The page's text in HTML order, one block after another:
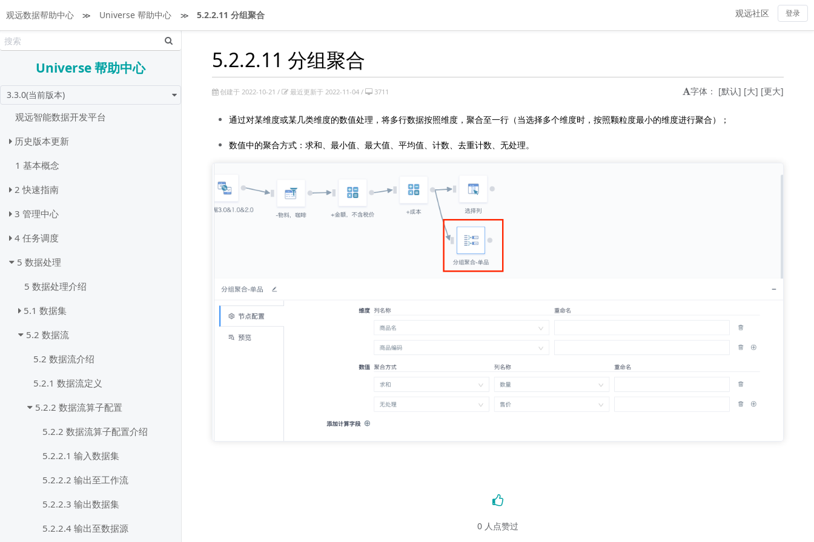
观远数据帮助中心 ≫ Universe 帮助中心 ≫ 5.2.2.11 分组聚合 登录
观远社区
Universe 帮助中心
3.3.0(当前版本)
观远智能数据开发平台
历史版本更新
1 基本概念
2 快速指南
3 管理中心
4 任务调度
5 数据处理
5 数据处理介绍
5.1 数据集
5.2 数据流
5.2 数据流介绍
5.2.1 数据流定义
5.2.2 数据流算子配置
5.2.2 数据流算子配置介绍
5.2.2.1 输入数据集
5.2.2.2 输出至工作流
5.2.2.3 输出数据集
5.2.2.4 输出至数据源
5.2.2.11 分组聚合
创建于 2022-10-21 / 最近更新于 2022-11-04 / 3711 字体： [默认] [大] [更大]
通过对某维度或某几类维度的数值处理，将多行数据按照维度，聚合至一行（当选择多个维度时，按照颗粒度最小的维度进行聚合）；
数值中的聚合方式：求和、最小值、最大值、平均值、计数、去重计数、无处理。
0 人点赞过